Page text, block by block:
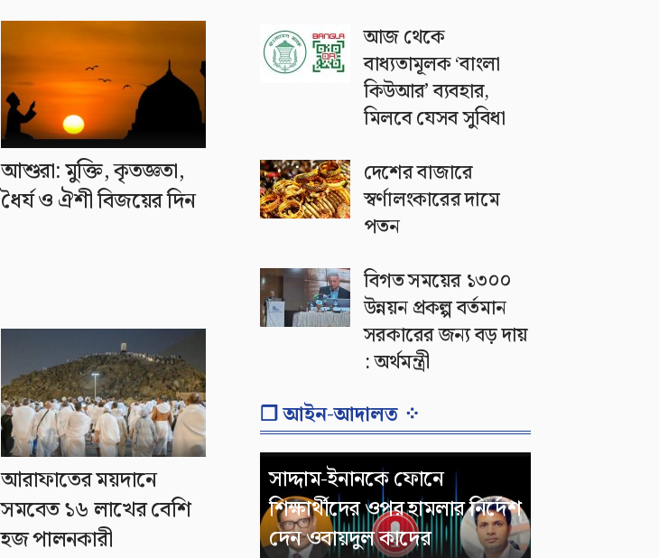
আশুরা: মুক্তি, কৃতজ্ঞতা,
ধৈর্য ও ঐশী বিজয়ের দিন
আরাফাতের ময়দানে
সমবেত ১৬ লাখের বেশি
হজ পালনকারী
আজ থেকে
বাধ্যতামূলক ‘বাংলা
কিউআর’ ব্যবহার,
মিলবে যেসব সুবিধা
দেশের বাজারে
স্বর্ণালংকারের দামে
পতন
বিগত সময়ের ১৩০০
উন্নয়ন প্রকল্প বর্তমান
সরকারের জন্য বড় দায়
: অর্থমন্ত্রী
❐ আইন-আদালত ⁘
সাদ্দাম-ইনানকে ফোনে
শিক্ষার্থীদের ওপর হামলার নির্দেশ
দেন ওবায়দুল কাদের